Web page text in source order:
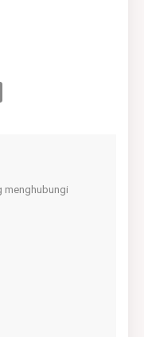
menghubungi